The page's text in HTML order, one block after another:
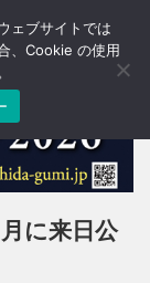
T
o
a
v
i
g
に来日公
ェブサイトでは
、Cookie の使用